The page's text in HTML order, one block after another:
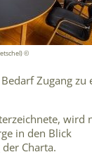
©
Zugang zu
wird
in den Blick
Charta.